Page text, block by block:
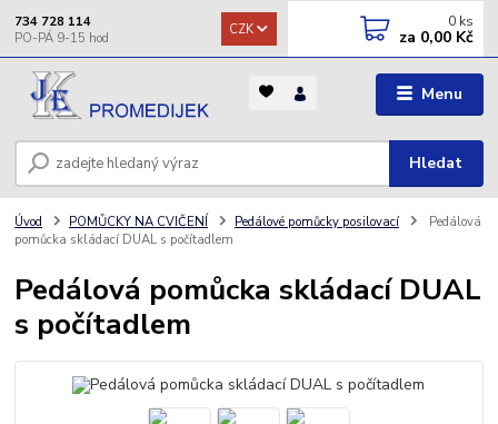
Menu
CZK
Hledat
734 728 114 0 ks
za 0,00 Kč
Úvod POMŮCKY NA CVIČENÍ Pedálové pomůcky posilovací
Pedálová
pomůcka skládací DUAL s počítadlem
Pedálová pomůcka skládací DUAL
s počítadlem